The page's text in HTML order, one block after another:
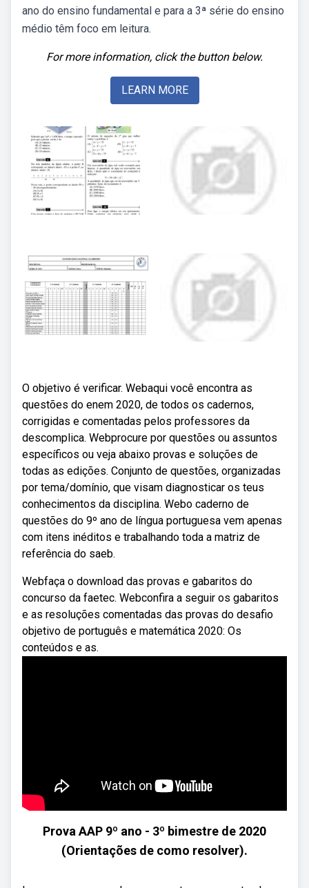
ano do ensino fundamental e para a 3ª série do ensino
médio têm foco em leitura.
For more information, click the button below.
LEARN MORE
O objetivo é verificar. Webaqui você encontra as
questões do enem 2020, de todos os cadernos,
corrigidas e comentadas pelos professores da
descomplica. Webprocure por questões ou assuntos
específicos ou veja abaixo provas e soluções de
todas as edições. Conjunto de questões, organizadas
por tema/domínio, que visam diagnosticar os teus
conhecimentos da disciplina. Webo caderno de
questões do 9º ano de língua portuguesa vem apenas
com itens inéditos e trabalhando toda a matriz de
referência do saeb.
Webfaça o download das provas e gabaritos do
concurso da faetec. Webconfira a seguir os gabaritos
e as resoluções comentadas das provas do desafio
objetivo de português e matemática 2020: Os
conteúdos e as.
Prova AAP 9º ano - 3º bimestre de 2020
(Orientações de como resolver).